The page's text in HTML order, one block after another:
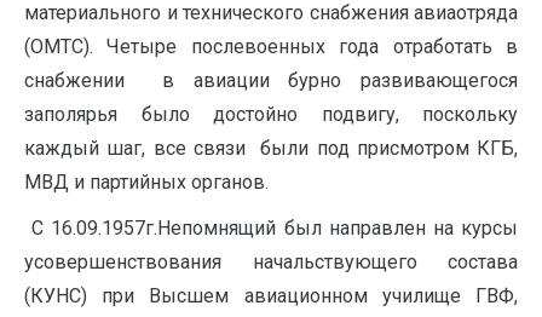
материального и технического снабжения авиаотряда
(ОМТС). Четыре послевоенных года отработать в
снабжении в авиации бурно развивающегося
заполярья было достойно подвигу, поскольку
каждый шаг, все связи были под присмотром КГБ,
МВД и партийных органов.
С 16.09.1957г.Непомнящий был направлен на курсы
усовершенствования начальствующего состава
(КУНС) при Высшем авиационном училище ГВФ,